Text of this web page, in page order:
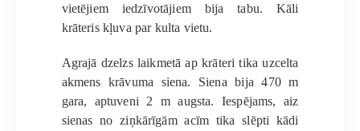
vietējiem iedzīvotājiem bija tabu. Kāli
krāteris kļuva par kulta vietu.
Agrajā dzelzs laikmetā ap krāteri tika uzcelta
akmens krāvuma siena. Siena bija 470 m
gara, aptuveni 2 m augsta. Iespējams, aiz
sienas no ziņkārīgām acīm tika slēpti kādi